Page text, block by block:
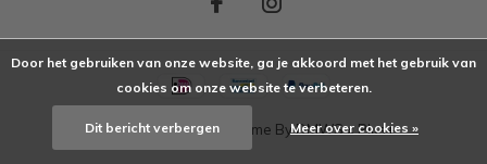
© Copyright2026- Theme ByDMWSx Plus+
Door het gebruiken van onze website, ga je akkoord met het gebruik van
cookies om onze website te verbeteren.
Dit bericht verbergen Meer over cookies »